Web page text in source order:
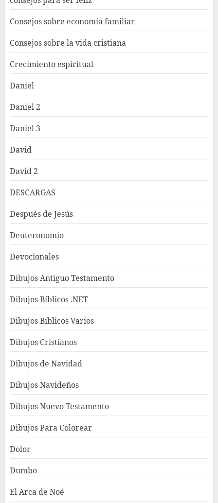
Consejos sobre economía familiar
Consejos sobre la vida cristiana
Crecimiento espiritual
Daniel
Daniel 2
Daniel 3
David
David 2
DESCARGAS
Después de Jesús
Deuteronomio
Devocionales
Dibujos Antiguo Testamento
Dibujos Bíblicos .NET
Dibujos Biblicos Varios
Dibujos Cristianos
Dibujos de Navidad
Dibujos Navideños
Dibujos Nuevo Testamento
Dibujos Para Colorear
Dolor
Dumbo
El Arca de Noé